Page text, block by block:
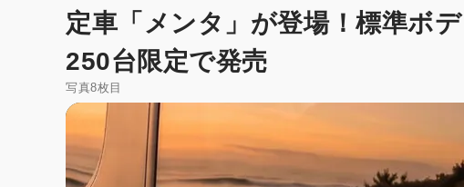
定車「メンタ」が登場！標準ボ
250台限定で発売
写真8枚目